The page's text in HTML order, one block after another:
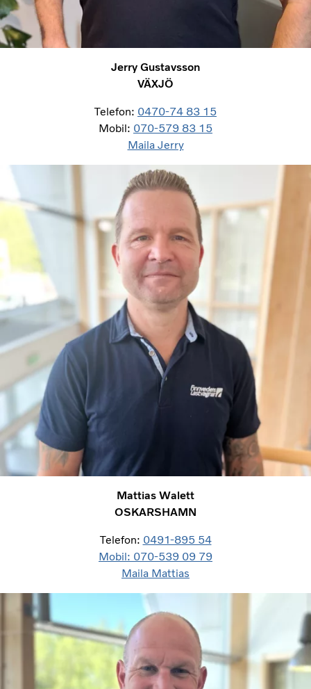
Jerry Gustavsson
VÄXJÖ
Telefon: 0470-74 83 15
Mobil: 070-579 83 15
Maila Jerry
Mattias Walett
OSKARSHAMN
Telefon: 0491-895 54
Mobil: 070-539 09 79
Maila Mattias